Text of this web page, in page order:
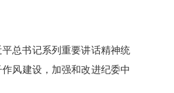
总书记系列重要讲话精神统
风建设，加强和改进纪委中